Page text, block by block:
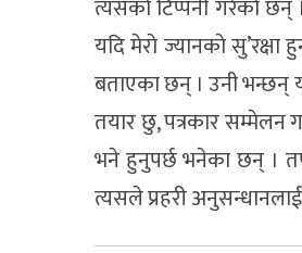
त्यसकाे टिप्पनी गरेकाे
यदि मेराे ज्यानकाे
बताएका छन् । उनी भन्छन्
तयार छु, पत्रकार सम्मेलन
भने हुनुपर्छ भनेका छन् ।
त्यसले प्रहरी